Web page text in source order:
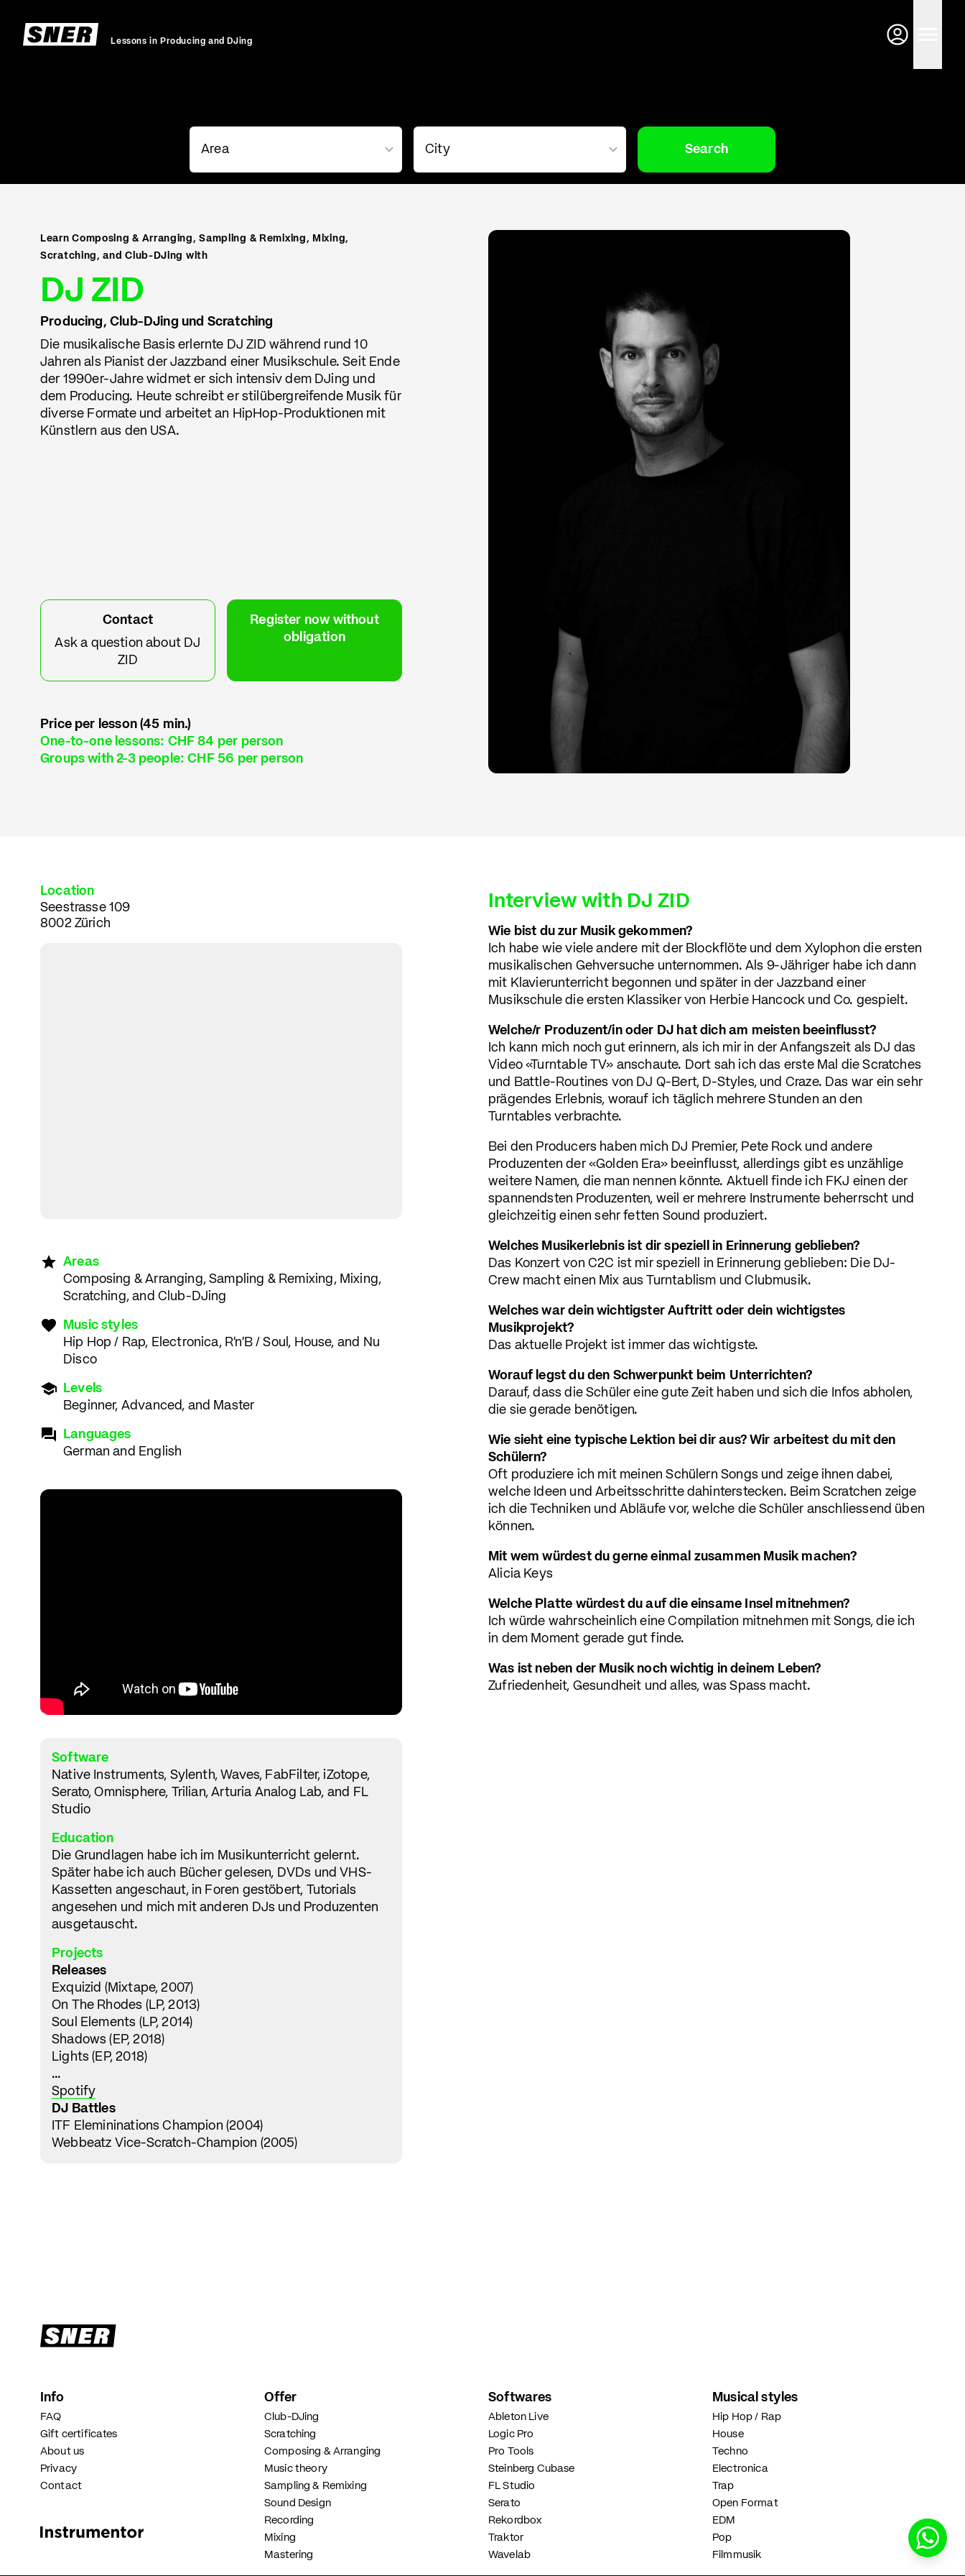
Lessons in Producing and DJing
Search
Learn Composing & Arranging, Sampling & Remixing, Mixing,
Scratching, and Club-DJing with
DJ ZID
Producing, Club-DJing und Scratching
Die musikalische Basis erlernte DJ ZID während rund 10
Jahren als Pianist der Jazzband einer Musikschule. Seit Ende
der 1990er-Jahre widmet er sich intensiv dem DJing und
dem Producing. Heute schreibt er stilübergreifende Musik für
diverse Formate und arbeitet an HipHop-Produktionen mit
Künstlern aus den USA.
Contact
Ask a question about DJ
ZID
Register now without
obligation
Price per lesson (45 min.)
One-to-one lessons: CHF 84 per person
Groups with 2-3 people: CHF 56 per person
Location
Seestrasse 109
8002 Zürich
Areas
Composing & Arranging, Sampling & Remixing, Mixing,
Scratching, and Club-DJing
Music styles
Hip Hop / Rap, Electronica, R'n'B / Soul, House, and Nu
Disco
Levels
Beginner, Advanced, and Master
Languages
German and English
Software
Native Instruments, Sylenth, Waves, FabFilter, iZotope,
Serato, Omnisphere, Trilian, Arturia Analog Lab, and FL
Studio
Education
Die Grundlagen habe ich im Musikunterricht gelernt.
Später habe ich auch Bücher gelesen, DVDs und VHS-
Kassetten angeschaut, in Foren gestöbert, Tutorials
angesehen und mich mit anderen DJs und Produzenten
ausgetauscht.
Projects
Releases
Exquizid (Mixtape, 2007)
On The Rhodes (LP, 2013)
Soul Elements (LP, 2014)
Shadows (EP, 2018)
Lights (EP, 2018)
...
Spotify
DJ Battles
ITF Elemininations Champion (2004)
Webbeatz Vice-Scratch-Champion (2005)
Interview with DJ ZID
Wie bist du zur Musik gekommen?
Ich habe wie viele andere mit der Blockflöte und dem Xylophon die ersten
musikalischen Gehversuche unternommen. Als 9-Jähriger habe ich dann
mit Klavierunterricht begonnen und später in der Jazzband einer
Musikschule die ersten Klassiker von Herbie Hancock und Co. gespielt.
Welche/r Produzent/in oder DJ hat dich am meisten beeinflusst?
Ich kann mich noch gut erinnern, als ich mir in der Anfangszeit als DJ das
Video «Turntable TV» anschaute. Dort sah ich das erste Mal die Scratches
und Battle-Routines von DJ Q-Bert, D-Styles, und Craze. Das war ein sehr
prägendes Erlebnis, worauf ich täglich mehrere Stunden an den
Turntables verbrachte.
Bei den Producers haben mich DJ Premier, Pete Rock und andere
Produzenten der «Golden Era» beeinflusst, allerdings gibt es unzählige
weitere Namen, die man nennen könnte. Aktuell finde ich FKJ einen der
spannendsten Produzenten, weil er mehrere Instrumente beherrscht und
gleichzeitig einen sehr fetten Sound produziert.
Welches Musikerlebnis ist dir speziell in Erinnerung geblieben?
Das Konzert von C2C ist mir speziell in Erinnerung geblieben: Die DJ-
Crew macht einen Mix aus Turntablism und Clubmusik.
Welches war dein wichtigster Auftritt oder dein wichtigstes
Musikprojekt?
Das aktuelle Projekt ist immer das wichtigste.
Worauf legst du den Schwerpunkt beim Unterrichten?
Darauf, dass die Schüler eine gute Zeit haben und sich die Infos abholen,
die sie gerade benötigen.
Wie sieht eine typische Lektion bei dir aus? Wir arbeitest du mit den
Schülern?
Oft produziere ich mit meinen Schülern Songs und zeige ihnen dabei,
welche Ideen und Arbeitsschritte dahinterstecken. Beim Scratchen zeige
ich die Techniken und Abläufe vor, welche die Schüler anschliessend üben
können.
Mit wem würdest du gerne einmal zusammen Musik machen?
Alicia Keys
Welche Platte würdest du auf die einsame Insel mitnehmen?
Ich würde wahrscheinlich eine Compilation mitnehmen mit Songs, die ich
in dem Moment gerade gut finde.
Was ist neben der Musik noch wichtig in deinem Leben?
Zufriedenheit, Gesundheit und alles, was Spass macht.
Info
FAQ
Gift certificates
About us
Privacy
Contact
Offer
Club-DJing
Scratching
Composing & Arranging
Music theory
Sampling & Remixing
Sound Design
Recording
Mixing
Mastering
Softwares
Ableton Live
Logic Pro
Pro Tools
Steinberg Cubase
FL Studio
Serato
Rekordbox
Traktor
Wavelab
Musical styles
Hip Hop / Rap
House
Techno
Electronica
Trap
Open Format
EDM
Pop
Filmmusik